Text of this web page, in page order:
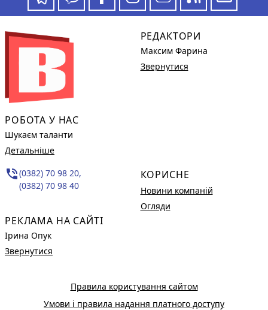
РОБОТА У НАС
Шукаєм таланти
Детальніше
phone_in_talk(0382) 70 98 20,
(0382) 70 98 40
РЕКЛАМА НА САЙТІ
Ірина Опук
Звернутися
РЕДАКТОРИ
Максим Фарина
Звернутися
КОРИСНЕ
Новини компаній
Огляди
Правила користування сайтом
Умови і правила надання платного доступу